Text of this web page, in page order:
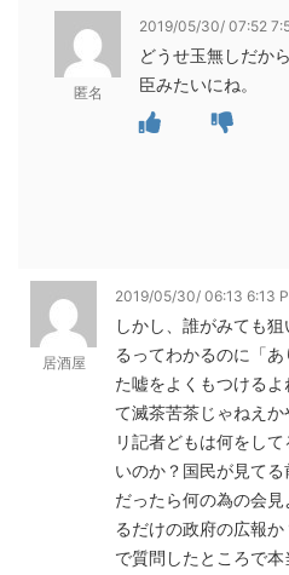
匿名
2019/05/30/ 07:52
どうせ玉無しだか
臣みたいにね。
居酒屋
2019/05/30/ 06:13 6:13
しかし、誰がみても
るってわかるのに「
た嘘をよくもつける
て滅茶苦茶じゃねえ
リ記者どもは何をし
いのか？国民が見て
だったら何の為の会
るだけの政府の広報
で質問したところで